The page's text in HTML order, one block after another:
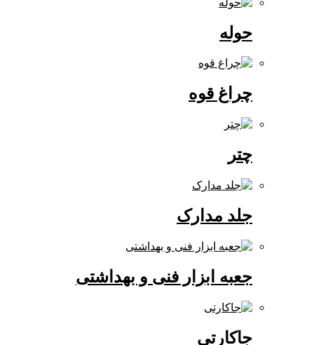
چراغ قوه
جلد مدارک
جعبه ابزار فنی و بهداشتی